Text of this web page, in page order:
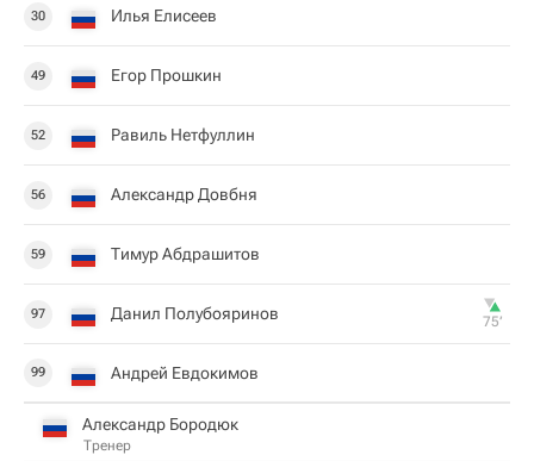
30 Илья Елисеев
49 Егор Прошкин
52 Равиль Нетфуллин
56 Александр Довбня
59 Тимур Абдрашитов
97 Данил Полубояринов 75‎’‎
99 Андрей Евдокимов
Александр Бородюк
Тренер